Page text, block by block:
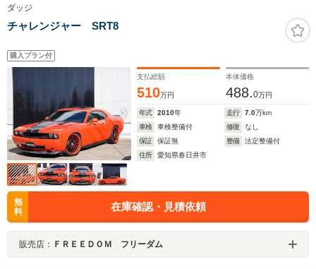
ダッジ
チャレンジャー SRT8
購入プラン付
支払総額
510万円
本体価格
488.0万円
年式 2010年 走行 7.0万km
車検
車検整備付 修復
なし
保証
保証無 整備
法定整備付
住所
愛知県春日井市
無
料
在庫確認・見積依頼
販売店： ＦＲＥＥＤＯＭ フリーダム